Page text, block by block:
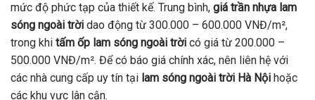
mức độ phức tạp của thiết kế. Trung bình, giá trần nhựa lam
sóng ngoài trời dao động từ 300.000 – 600.000 VNĐ/m²,
trong khi tấm ốp lam sóng ngoài trời có giá từ 200.000 –
500.000 VNĐ/m². Để có báo giá chính xác, nên liên hệ với
các nhà cung cấp uy tín tại lam sóng ngoài trời Hà Nội hoặc
các khu vực lân cận.